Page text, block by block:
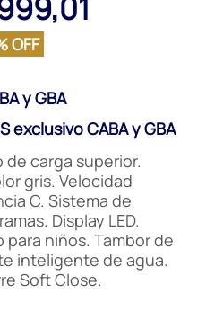
OFF
y GBA
exclusivo CABA y GBA
de carga superior.
gris. Velocidad
C. Sistema de
Display LED.
niños. Tambor de
inteligente de agua.
Soft Close.